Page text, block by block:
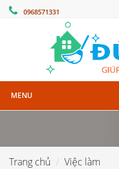
0968571331
MENU
Trang chủ Việc làm